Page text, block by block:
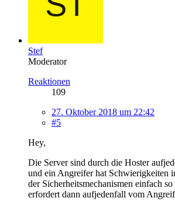
Stef
Moderator
Reaktionen
109
27. Oktober 2018 um 22:42
#5
Hey,
Die Server sind durch die Hoster
und ein Angreifer hat Schwierigkeiten
der Sicherheitsmechanismen einfach
erfordert dann aufjedenfall vom